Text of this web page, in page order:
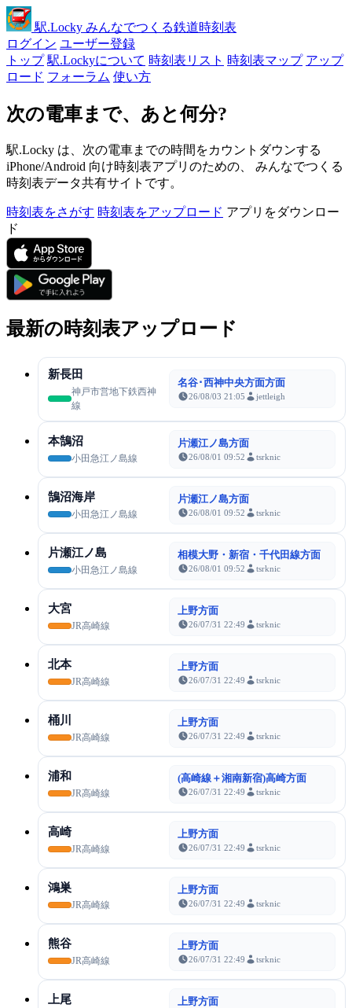
駅.Locky みんなでつくる鉄道時刻表
ログイン ユーザー登録
トップ 駅.Lockyについて 時刻表リスト 時刻表マップ アップ
ロード フォーラム 使い方
次の電車まで、あと何分?
駅.Locky は、次の電車までの時間をカウントダウンする
iPhone/Android 向け時刻表アプリのための、 みんなでつくる
時刻表データ共有サイトです。
時刻表をさがす 時刻表をアップロード アプリをダウンロー
ド
最新の時刻表アップロード
新長田
神戸市営地下鉄西神
線
名谷･西神中央方面方面
26/08/03 21:05 jettleigh
本鵠沼
小田急江ノ島線
片瀬江ノ島方面
26/08/01 09:52 tsrknic
鵠沼海岸
小田急江ノ島線
片瀬江ノ島方面
26/08/01 09:52 tsrknic
片瀬江ノ島
小田急江ノ島線
相模大野・新宿・千代田線方面
26/08/01 09:52 tsrknic
大宮
JR高崎線
上野方面
26/07/31 22:49 tsrknic
北本
JR高崎線
上野方面
26/07/31 22:49 tsrknic
桶川
JR高崎線
上野方面
26/07/31 22:49 tsrknic
浦和
JR高崎線
(高崎線＋湘南新宿)高崎方面
26/07/31 22:49 tsrknic
高崎
JR高崎線
上野方面
26/07/31 22:49 tsrknic
鴻巣
JR高崎線
上野方面
26/07/31 22:49 tsrknic
熊谷
JR高崎線
上野方面
26/07/31 22:49 tsrknic
上尾 上野方面